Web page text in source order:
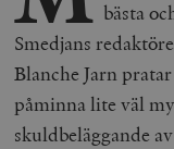
bästa
Smedjans
Blanche Jarn
påminna lite väl
skuldbeläggande